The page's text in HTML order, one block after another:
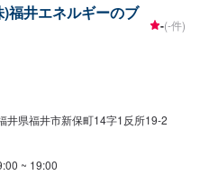
福井エネルギーのブ
-(-件)
井県福井市新保町14字1反所19-2
~ 19:00